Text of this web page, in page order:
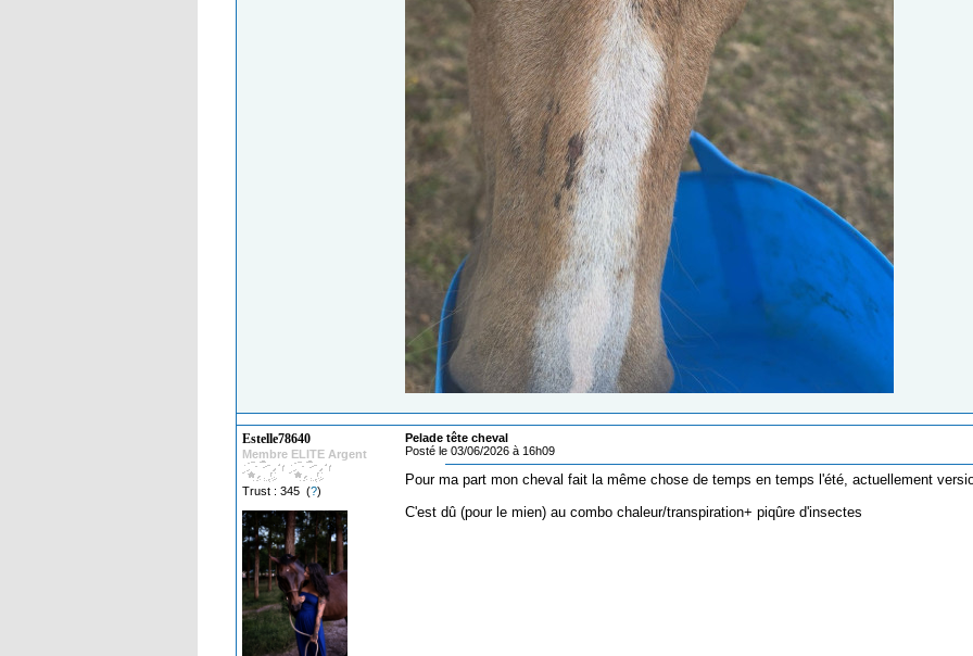
Estelle78640
Membre ELITE Argent
Trust : 345 (?)
Pelade tête cheval
Posté le 03/06/2026 à 16h09
Pour ma part mon cheval fait la même chose de temps en temps l'été, actuellement
C'est dû (pour le mien) au combo chaleur/transpiration+ piqûre d'insectes